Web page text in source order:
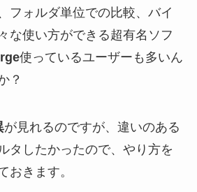
フォルダ単位での比較、バイ
な使い方ができる超有名ソフ
使っているユーザーも多いん
？
が見れるのですが、違いのある
タしたかったので、やり方を
おきます。